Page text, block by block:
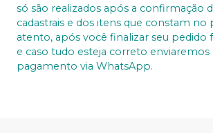
só são realizados após a confirmação
cadastrais e dos itens que constam no
atento, após você finalizar seu pedido
e caso tudo esteja correto enviaremos
pagamento via WhatsApp.